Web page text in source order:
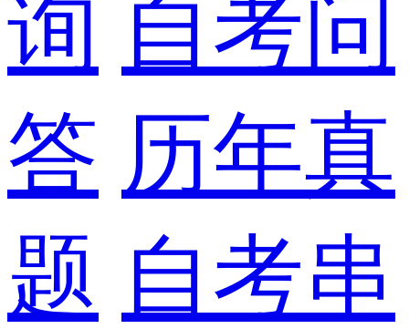
询 自考问
答 历年真
题 自考串